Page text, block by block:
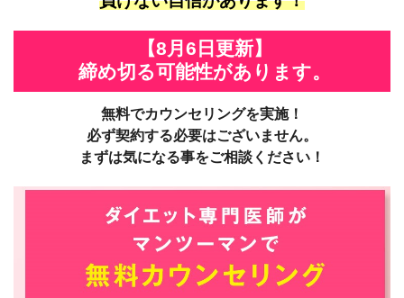
【8月6日更新】
締め切る可能性があります。
無料でカウンセリングを実施！
必ず契約する必要はございません。
まずは気になる事をご相談ください！